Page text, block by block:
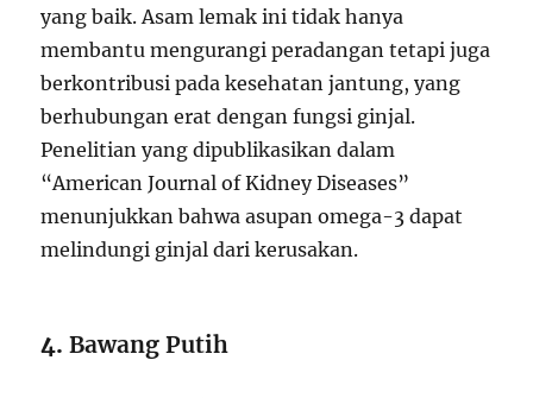
yang baik. Asam lemak ini tidak hanya
membantu mengurangi peradangan tetapi juga
berkontribusi pada kesehatan jantung, yang
berhubungan erat dengan fungsi ginjal.
Penelitian yang dipublikasikan dalam
“American Journal of Kidney Diseases”
menunjukkan bahwa asupan omega-3 dapat
melindungi ginjal dari kerusakan.
4.Bawang Putih